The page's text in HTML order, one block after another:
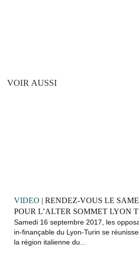
VOIR AUSSI
VIDEO | RENDEZ-VOUS LE
POUR L’ALTER SOMMET LYON
Samedi 16 septembre 2017, les
in-finançable du Lyon-Turin se
la région italienne du...